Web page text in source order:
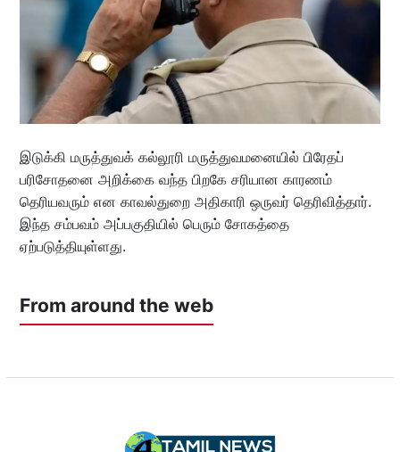
இடுக்கி மருத்துவக் கல்லூரி மருத்துவமனையில் பிரேதப்
பரிசோதனை அறிக்கை வந்த பிறகே சரியான காரணம்
தெரியவரும் என காவல்துறை அதிகாரி ஒருவர் தெரிவித்தார்.
இந்த சம்பவம் அப்பகுதியில் பெரும் சோகத்தை
ஏற்படுத்தியுள்ளது.
From around the web